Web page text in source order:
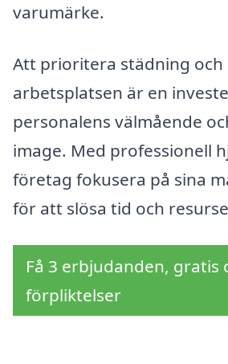
varumärke.
Att prioritera städning och
arbetsplatsen är en
personalens välmående
image. Med professionell
företag fokusera på sina
för att slösa tid och
Få 3 erbjudanden, gratis
förpliktelser